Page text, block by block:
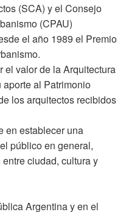
(SCA) y el Consejo
(CPAU)
el año 1989 el Premio
el valor de la Arquitectura
al Patrimonio
los arquitectos recibidos
en establecer una
público en general,
ciudad, cultura y
Argentina y en el